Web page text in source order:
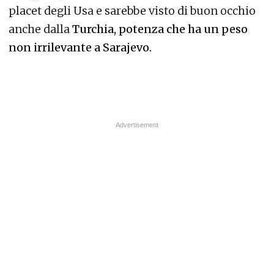
placet degli Usa e sarebbe visto di buon occhio
anche dalla Turchia, potenza che ha un peso
non irrilevante a Sarajevo.